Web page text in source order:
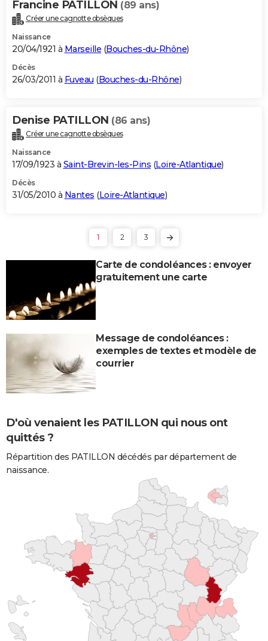
Francine PATILLON (89 ans)
Créer une cagnotte obsèques
Naissance
20/04/1921 à Marseille (Bouches-du-Rhône)
Décès
26/03/2011 à Fuveau (Bouches-du-Rhône)
Denise PATILLON (86 ans)
Créer une cagnotte obsèques
Naissance
17/09/1923 à Saint-Brevin-les-Pins (Loire-Atlantique)
Décès
31/05/2010 à Nantes (Loire-Atlantique)
1 2 3
Carte de condoléances : envoyer
gratuitement une carte
Message de condoléances :
exemples de textes et modèle de
courrier
D'où venaient les PATILLON qui nous ont
quittés ?
Répartition des PATILLON décédés par département de
naissance.